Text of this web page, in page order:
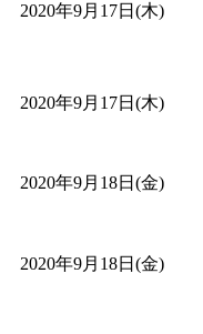
2020年9月17日(木)
2020年9月17日(木)
2020年9月18日(金)
2020年9月18日(金)